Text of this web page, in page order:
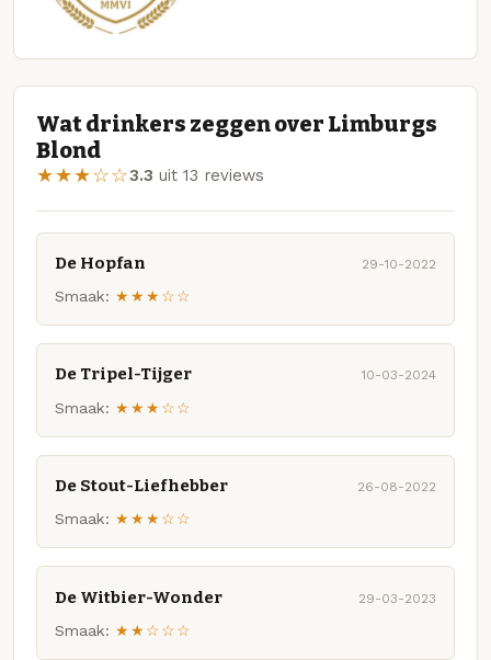
Wat drinkers zeggen over Limburgs
Blond
★★★☆☆3.3 uit 13 reviews
De Hopfan 29-10-2022
Smaak: ★★★☆☆
De Tripel-Tijger 10-03-2024
Smaak: ★★★☆☆
De Stout-Liefhebber 26-08-2022
Smaak: ★★★☆☆
De Witbier-Wonder 29-03-2023
Smaak: ★★☆☆☆